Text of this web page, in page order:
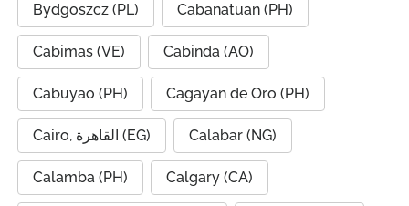
Bydgoszcz (PL) Cabanatuan (PH)
Cabimas (VE) Cabinda (AO)
Cabuyao (PH) Cagayan de Oro (PH)
Cairo, القاهرة (EG) Calabar (NG)
Calamba (PH) Calgary (CA)